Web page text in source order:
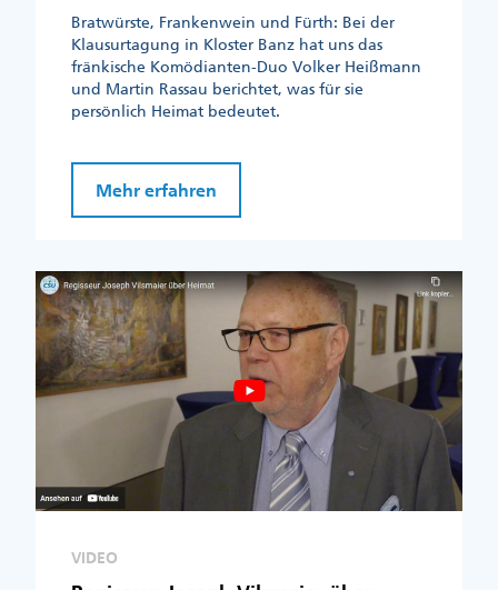
Bratwürste, Frankenwein und Fürth: Bei der
Klausurtagung in Kloster Banz hat uns das
fränkische Komödianten-Duo Volker Heißmann
und Martin Rassau berichtet, was für sie
persönlich Heimat bedeutet.
Mehr erfahren
VIDEO